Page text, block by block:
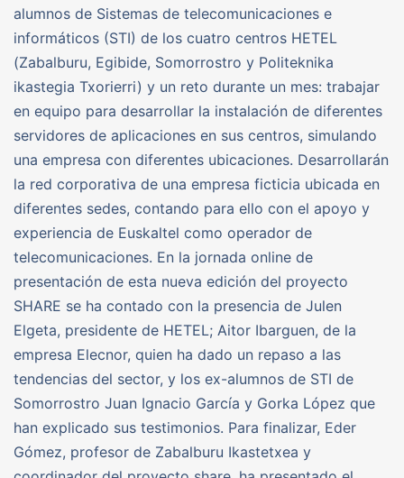
alumnos de Sistemas de telecomunicaciones e
informáticos (STI) de los cuatro centros HETEL
(Zabalburu, Egibide, Somorrostro y Politeknika
ikastegia Txorierri) y un reto durante un mes: trabajar
en equipo para desarrollar la instalación de diferentes
servidores de aplicaciones en sus centros, simulando
una empresa con diferentes ubicaciones. Desarrollarán
la red corporativa de una empresa ficticia ubicada en
diferentes sedes, contando para ello con el apoyo y
experiencia de Euskaltel como operador de
telecomunicaciones. En la jornada online de
presentación de esta nueva edición del proyecto
SHARE se ha contado con la presencia de Julen
Elgeta, presidente de HETEL; Aitor Ibarguen, de la
empresa Elecnor, quien ha dado un repaso a las
tendencias del sector, y los ex-alumnos de STI de
Somorrostro Juan Ignacio García y Gorka López que
han explicado sus testimonios. Para finalizar, Eder
Gómez, profesor de Zabalburu Ikastetxea y